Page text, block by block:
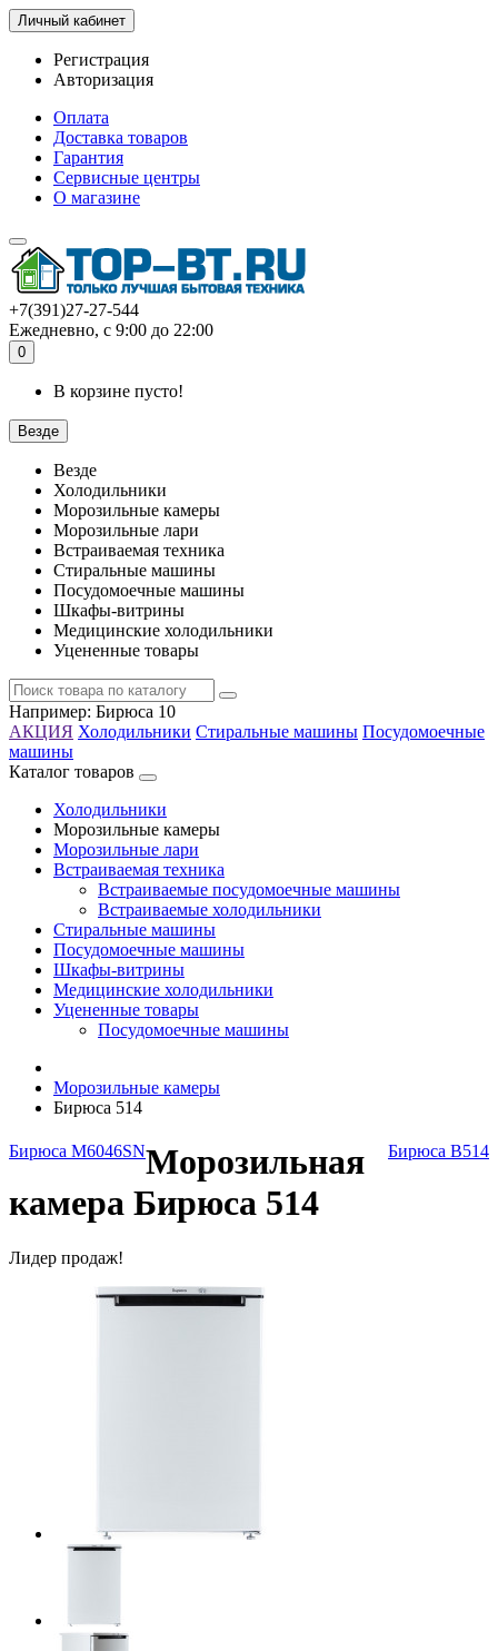
Личный кабинет
Регистрация
Авторизация
Оплата
Доставка товаров
Гарантия
Сервисные центры
О магазине
+7(391)27-27-544
Ежедневно, с 9:00 до 22:00
0
В корзине пусто!
Везде
Везде
Холодильники
Морозильные камеры
Морозильные лари
Встраиваемая техника
Стиральные машины
Посудомоечные машины
Шкафы-витрины
Медицинские холодильники
Уцененные товары
Например: Бирюса 10
АКЦИЯ Холодильники Стиральные машины Посудомоечные
машины
Каталог товаров
Холодильники
Морозильные камеры
Морозильные лари
Встраиваемая техника
Встраиваемые посудомоечные машины
Встраиваемые холодильники
Стиральные машины
Посудомоечные машины
Шкафы-витрины
Медицинские холодильники
Уцененные товары
Посудомоечные машины
Морозильные камеры
Бирюса 514
Бирюса M6046SN Бирюса B514
Морозильная
камера Бирюса 514
Лидер продаж!